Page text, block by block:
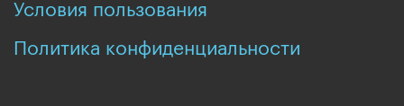
Условия пользования
Политика конфиденциальности